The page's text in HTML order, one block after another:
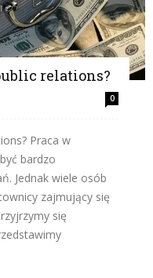
relations?
0
Praca w
bardzo
Jednak wiele osób
zajmujący się
się